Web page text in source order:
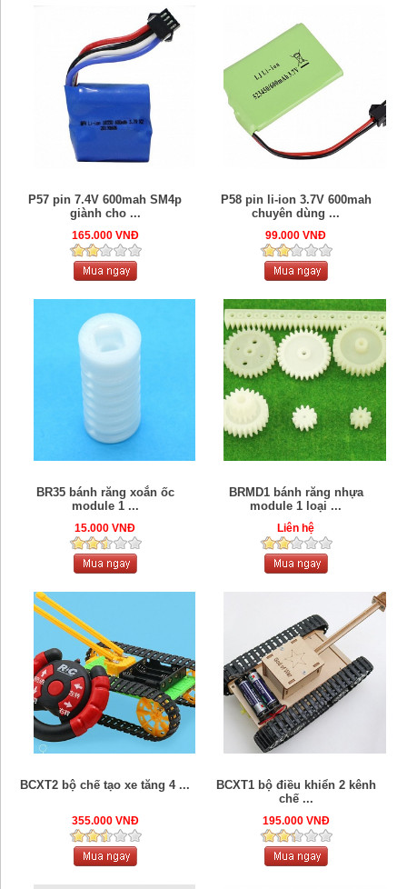
P57 pin 7.4V 600mah SM4p
giành cho ...
165.000 VNĐ
P58 pin li-ion 3.7V 600mah
chuyên dùng ...
99.000 VNĐ
BR35 bánh răng xoắn ốc
module 1 ...
15.000 VNĐ
BRMD1 bánh răng nhựa
module 1 loại ...
Liên hệ
BCXT2 bộ chế tạo xe tăng 4 ...
355.000 VNĐ
BCXT1 bộ điều khiển 2 kênh
chế ...
195.000 VNĐ